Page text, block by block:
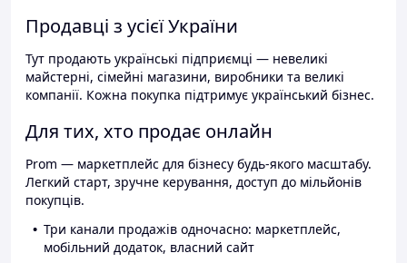
Продавці з усієї України
Тут продають українські підприємці — невеликі
майстерні, сімейні магазини, виробники та великі
компанії. Кожна покупка підтримує український бізнес.
Для тих, хто продає онлайн
Prom — маркетплейс для бізнесу будь-якого масштабу.
Легкий старт, зручне керування, доступ до мільйонів
покупців.
Три канали продажів одночасно: маркетплейс,
мобільний додаток, власний сайт